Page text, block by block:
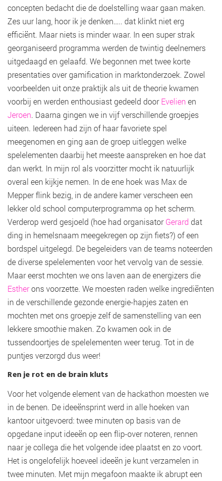
concepten bedacht die de doelstelling waar gaan maken.
Zes uur lang, hoor ik je denken….. dat klinkt niet erg
efficiënt. Maar niets is minder waar. In een super strak
georganiseerd programma werden de twintig deelnemers
uitgedaagd en gelaafd. We begonnen met twee korte
presentaties over gamification in marktonderzoek. Zowel
voorbeelden uit onze praktijk als uit de theorie kwamen
voorbij en werden enthousiast gedeeld doorEvelien en
Jeroen. Daarna gingen we in vijf verschillende groepjes
uiteen. Iedereen had zijn of haar favoriete spel
meegenomen en ging aan de groep uitleggen welke
spelelementen daarbij het meeste aanspreken en hoe dat
dan werkt. In mijn rol als voorzitter mocht ik natuurlijk
overal een kijkje nemen. In de ene hoek was Max de
Mepper flink bezig, in de andere kamer verscheen een
lekker old school computerprogramma op het scherm.
Verderop werd gesjoeld (hoe had organisatorGerard dat
ding in hemelsnaam meegekregen op zijn fiets?) of een
bordspel uitgelegd. De begeleiders van de teams noteerden
de diverse spelelementen voor het vervolg van de sessie.
Maar eerst mochten we ons laven aan de energizers die
Estherons voorzette. We moesten raden welke ingrediënten
in de verschillende gezonde energie-hapjes zaten en
mochten met ons groepje zelf de samenstelling van een
lekkere smoothie maken. Zo kwamen ook in de
tussendoortjes de spelelementen weer terug. Tot in de
puntjes verzorgd dus weer!
Ren je rot en de brain kluts
Voor het volgende element van de hackathon moesten we
in de benen. De ideeënsprint werd in alle hoeken van
kantoor uitgevoerd: twee minuten op basis van de
opgedane input ideeën op een flip-over noteren, rennen
naar je collega die het volgende idee plaatst en zo voort.
Het is ongelofelijk hoeveel ideeën je kunt verzamelen in
twee minuten. Met mijn megafoon maakte ik abrupt een